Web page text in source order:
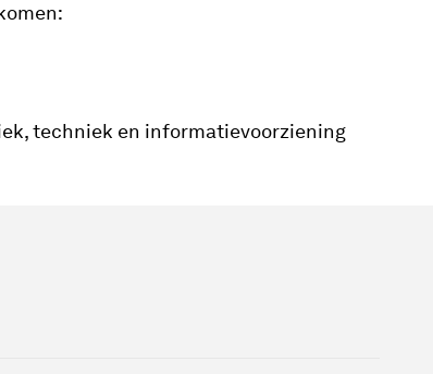
techniek en informatievoorziening